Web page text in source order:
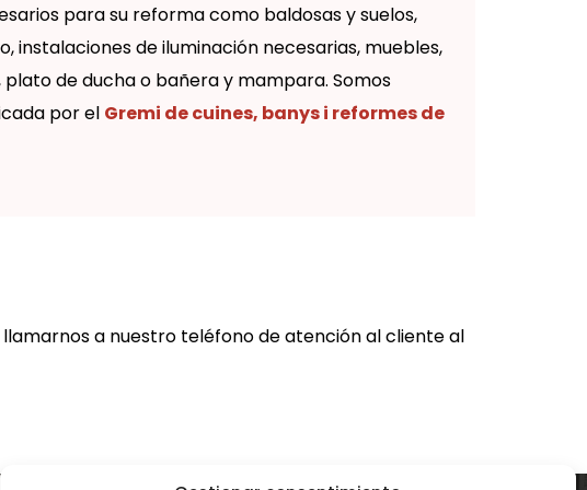
para su reforma como baldosas y suelos,
instalaciones de iluminación necesarias, muebles,
plato de ducha o bañera y mampara. Somos
por el Gremi de cuines, banys i reformes de
a nuestro teléfono de atención al cliente al